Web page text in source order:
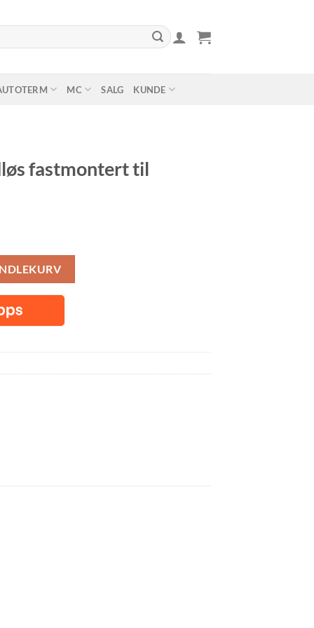
MC SALG KUNDE
fastmontert til
739,00.